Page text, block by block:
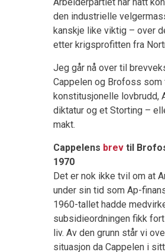
den industrielle
kanskje like viktig – over
etter krigsprofitten fra
Jeg går nå over til
Cappelen og Brofoss
konstitusjonelle lovbrudd,
diktatur og et Storting –
makt.
Cappelens brev til
1970
Det er nok ikke tvil om at
under sin tid som Ap-
1960-tallet hadde
subsidieordningen fikk
liv. Av den grunn står vi
situasjon da Cappelen i